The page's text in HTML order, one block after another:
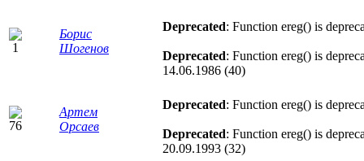
Борис
Шогенов
Deprecated: Function ereg() is
Deprecated: Function ereg() is
14.06.1986 (40)
Артем
Орсаев
Deprecated: Function ereg() is
Deprecated: Function ereg() is
20.09.1993 (32)